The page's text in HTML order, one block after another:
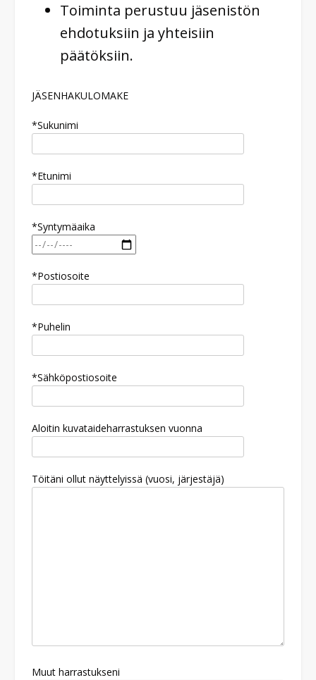
Toiminta perustuu jäsenistön
ehdotuksiin ja yhteisiin
päätöksiin.
JÄSENHAKULOMAKE
*Sukunimi
*Etunimi
*Syntymäaika
*Postiosoite
*Puhelin
*Sähköpostiosoite
Aloitin kuvataideharrastuksen vuonna
Töitäni ollut näyttelyissä (vuosi, järjestäjä)
Muut harrastukseni